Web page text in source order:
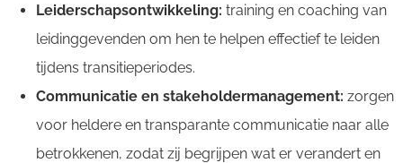
Leiderschapsontwikkeling: training en coaching van
leidinggevenden om hen te helpen effectief te leiden
tijdens transitieperiodes.
Communicatie en stakeholdermanagement: zorgen
voor heldere en transparante communicatie naar alle
betrokkenen, zodat zij begrijpen wat er verandert en